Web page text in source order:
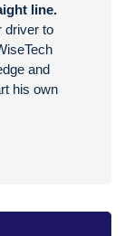
line.
driver to
and
his own